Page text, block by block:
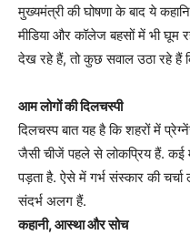
मुख्यमंत्री की घोषणा के बाद ये
मीडिया और कॉलेज बहसों में भी
देख रहे हैं, तो कुछ सवाल उठा रहे हैं
आम लोगों की दिलचस्पी
दिलचस्प बात यह है कि शहरों में
जैसी चीजें पहले से लोकप्रिय हैं. कई
पड़ता है. ऐसे में गर्भ संस्कार की
संदर्भ अलग हैं.
कहानी, आस्था और सोच